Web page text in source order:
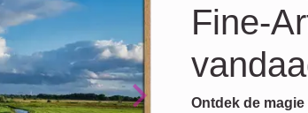
Next
Fine-
Ontdek de